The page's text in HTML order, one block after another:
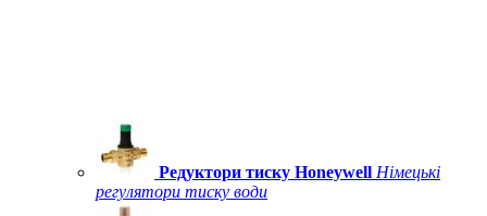
Редуктори тиску Honeywell Німецькі
регулятори тиску води